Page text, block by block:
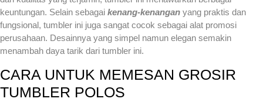
keuntungan. Selain sebagai kenang-kenangan yang praktis dan
fungsional, tumbler ini juga sangat cocok sebagai alat promosi
perusahaan. Desainnya yang simpel namun elegan semakin
menambah daya tarik dari tumbler ini.
CARA UNTUK MEMESAN GROSIR
TUMBLER POLOS